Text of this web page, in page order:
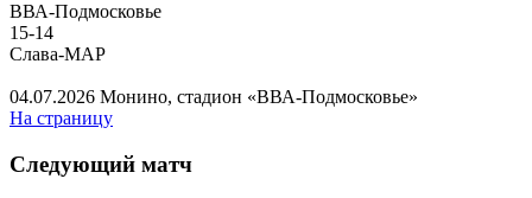
ВВА-Подмосковье
15-14
Слава-МАР
04.07.2026 Монино, стадион «ВВА-Подмосковье»
На страницу
Следующий матч